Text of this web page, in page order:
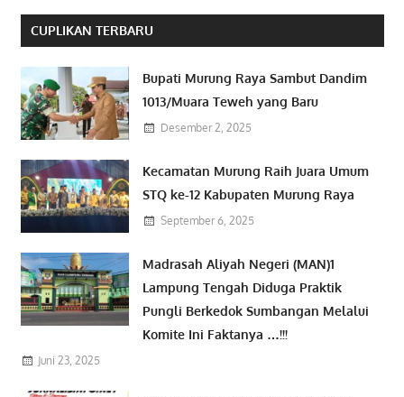
CUPLIKAN TERBARU
Bupati Murung Raya Sambut Dandim
1013/Muara Teweh yang Baru
Desember 2, 2025
Kecamatan Murung Raih Juara Umum
STQ ke-12 Kabupaten Murung Raya
September 6, 2025
Madrasah Aliyah Negeri (MAN)1
Lampung Tengah Diduga Praktik
Pungli Berkedok Sumbangan Melalui
Komite Ini Faktanya …!!!
Juni 23, 2025